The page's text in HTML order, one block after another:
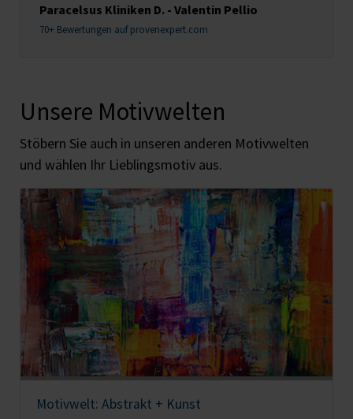
Paracelsus Kliniken D. - Valentin Pellio
70+ Bewertungen auf provenexpert.com
Unsere Motivwelten
Stöbern Sie auch in unseren anderen Motivwelten
und wählen Ihr Lieblingsmotiv aus.
Motivwelt: Abstrakt + Kunst